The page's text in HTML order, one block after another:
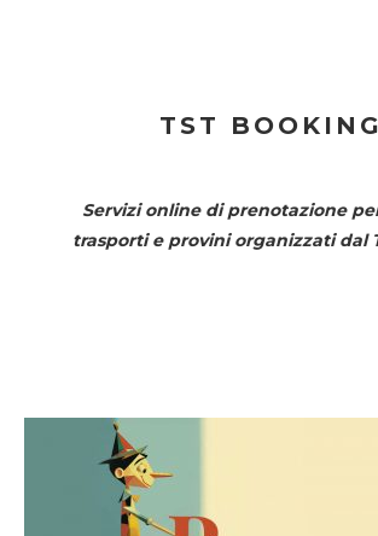
TST BOOKING
Servizi online di prenotazione
trasporti e provini organizzati dal